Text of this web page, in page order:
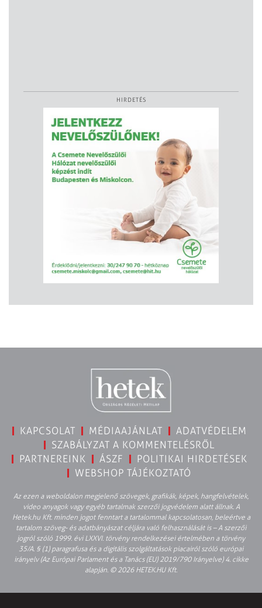
HIRDETÉS
KAPCSOLAT MÉDIAAJÁNLAT
ADATVÉDELEM
SZABÁLYZAT A KOMMENTELÉSRŐL
PARTNEREINK
ÁSZF
POLITIKAI HIRDETÉSEK
WEBSHOP TÁJÉKOZTATÓ
Az ezen a weboldalon megjelenő szövegek, grafikák, képek, hangfelvételek,
video anyagok vagy egyéb tartalmak szerzői jogvédelem alatt állnak. A
Hetek.hu Kft. minden jogot fenntart a tartalommal kapcsolatosan, beleértve a
tartalom szöveg- és adatbányászat céljára való felhasználását is – A szerzői
jogról szóló 1999. évi LXXVI. törvény rendelkezései értelmében a törvény
35/A. § (1) paragrafusa és a digitális szolgáltatások piacairól szóló európai
irányelv (Az Európai Parlament és a Tanács (EU) 2019/790 Irányelve) 4. cikke
alapján. © 2026 HETEK.HU Kft.